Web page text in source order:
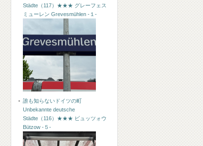
Städte（117）★★★ グレーフェス
ミューレン Grevesmühlen -１-
誰も知らないドイツの町
Unbekannte deutsche
Städte（116）★★★ ビュッツォウ
Bützow -５-